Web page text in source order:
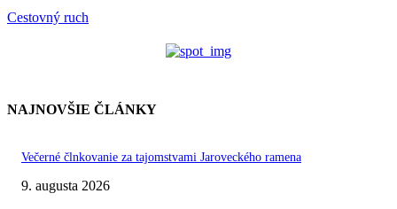
Cestovný ruch
NAJNOVŠIE ČLÁNKY
Večerné člnkovanie za tajomstvami Jaroveckého ramena
9. augusta 2026